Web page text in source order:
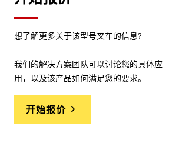
想了解更多关于该型号叉车的信息?
我们的解决方案团队可以讨论您的具体应
用，以及该产品如何满足您的要求。
开始报价